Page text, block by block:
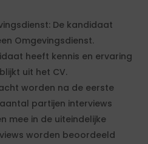
De kandidaat
Omgevingsdienst.
heeft kennis en ervaring
uit het CV.
worden na de eerste
partijen interviews
mee in de uiteindelijke
worden beoordeeld